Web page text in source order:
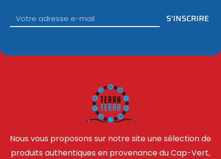
S'INSCRIRE
Nous vous proposons sur notre site une sélection de
produits authentiques en provenance du Cap-Vert,